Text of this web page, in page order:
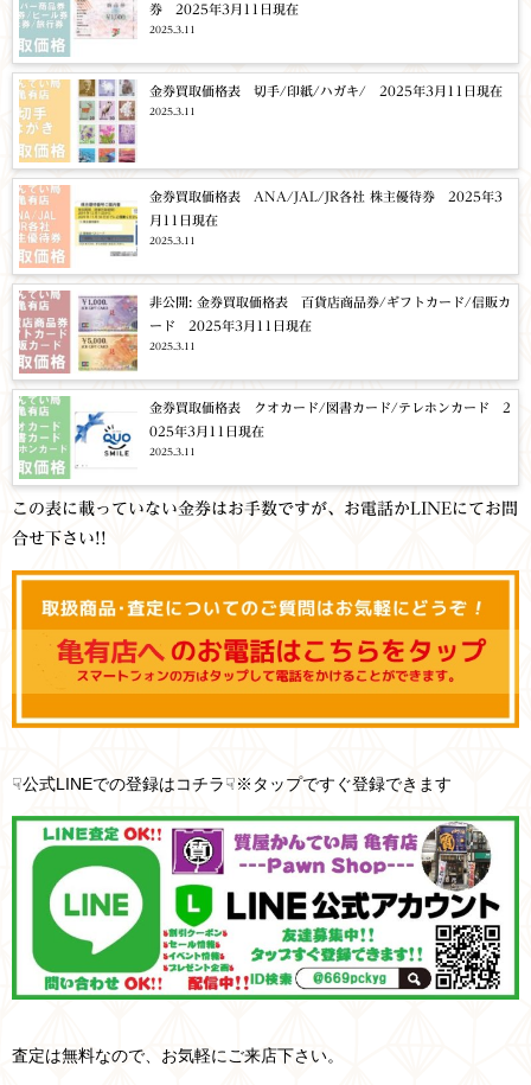
券 2025年3月11日現在
2025.3.11
金券買取価格表 切手/印紙/ハガキ/ 2025年3月11日現在
2025.3.11
金券買取価格表 ANA/JAL/JR各社 株主優待券 2025年3
月11日現在
2025.3.11
非公開: 金券買取価格表 百貨店商品券/ギフトカード/信販カ
ード 2025年3月11日現在
2025.3.11
金券買取価格表 クオカード/図書カード/テレホンカード 2
025年3月11日現在
2025.3.11
この表に載っていない金券はお手数ですが、お電話かLINEにてお問
合せ下さい!!
☟公式LINEでの登録はコチラ☟※タップですぐ登録できます
査定は無料なので、お気軽にご来店下さい。